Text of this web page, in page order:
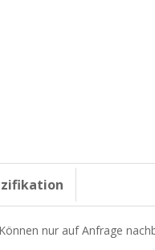
nur auf Anfrage